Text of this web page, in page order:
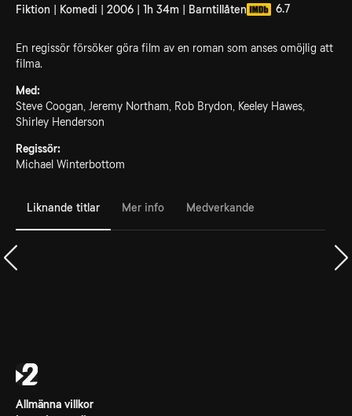
Fiktion | Komedi | 2006 | 1h 34m | Barntillåten 6.7
En regissör försöker göra film av en roman som anses omöjlig att
filma.
Med:
Steve Coogan, Jeremy Northam, Rob Brydon, Keeley Hawes,
Shirley Henderson
Regissör:
Michael Winterbottom
Liknande titlar Mer info Medverkande
Allmänna villkor